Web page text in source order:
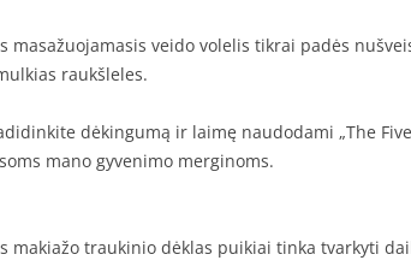
masažuojamasis veido volelis tikrai padės
raukšleles.
dėkingumą ir laimę naudodami „The
mano gyvenimo merginoms.
makiažo traukinio dėklas puikiai tinka tvarkyti